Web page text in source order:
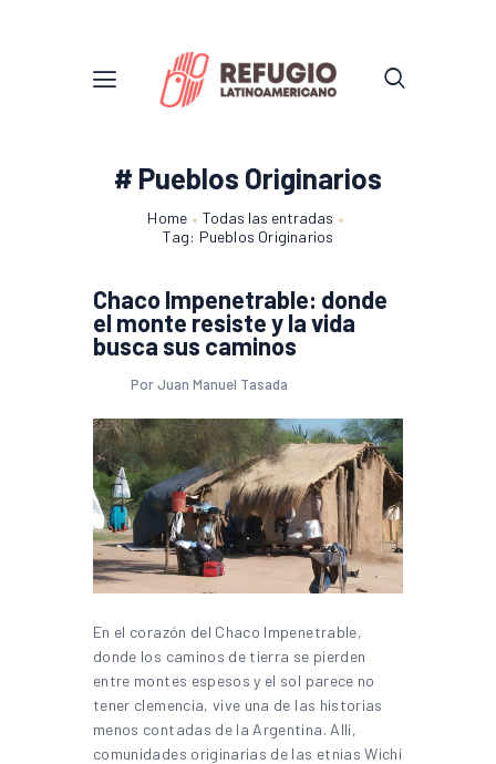
# Pueblos Originarios
Home
Todas las entradas
Tag: Pueblos Originarios
Chaco Impenetrable: donde
el monte resiste y la vida
busca sus caminos
Por Juan Manuel Tasada
En el corazón del Chaco Impenetrable,
donde los caminos de tierra se pierden
entre montes espesos y el sol parece no
tener clemencia, vive una de las historias
menos contadas de la Argentina. Allí,
comunidades originarias de las etnias Wichí